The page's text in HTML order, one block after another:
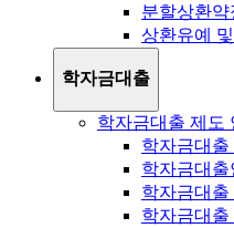
분할상환약
상환유예
학자금대출
학자금대출 제도
학자금대출
학자금대출
학자금대출
학자금대출